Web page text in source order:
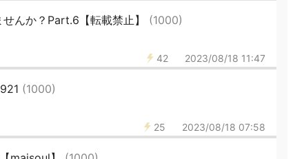
せんか？Part.6【転載禁止】 (1000)
42 2023/08/18 11:47
(1000)
25 2023/08/18 07:58